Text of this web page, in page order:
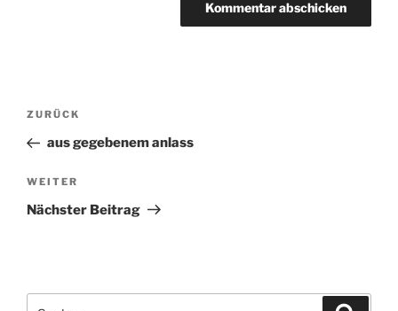
Beitragsnavigation
Vorheriger
Beitrag
ZURÜCK
aus gegebenem anlass
Nächster
Beitrag
WEITER
Nächster Beitrag